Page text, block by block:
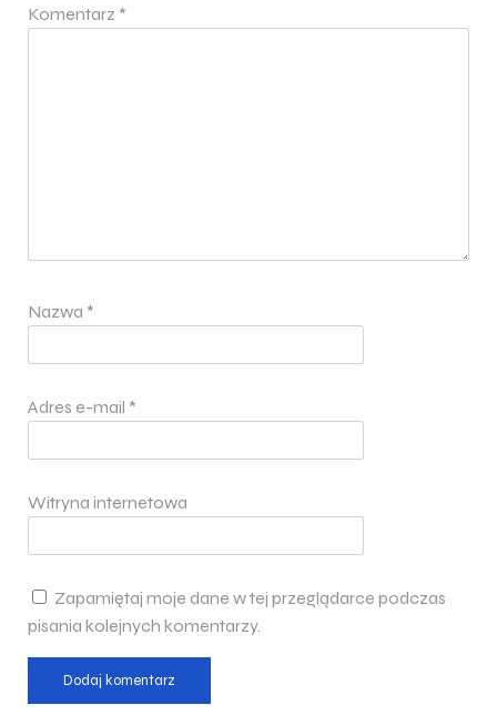
Komentarz *
Nazwa *
Adres e-mail *
Witryna internetowa
Zapamiętaj moje dane w tej przeglądarce podczas
pisania kolejnych komentarzy.